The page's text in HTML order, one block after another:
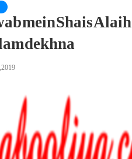
mein Shais Alaih
dekhna
2019